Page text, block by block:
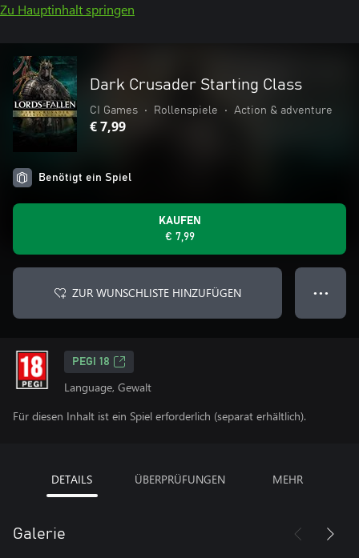
Zu Hauptinhalt springen
Dark Crusader Starting Class
CI Games • Rollenspiele • Action & adventure
€ 7,99
Benötigt ein Spiel
KAUFEN
€ 7,99
ZUR WUNSCHLISTE HINZUFÜGEN ● ● ●
PEGI 18
Language, Gewalt
Für diesen Inhalt ist ein Spiel erforderlich (separat erhältlich).
DETAILS ÜBERPRÜFUNGEN MEHR
Galerie